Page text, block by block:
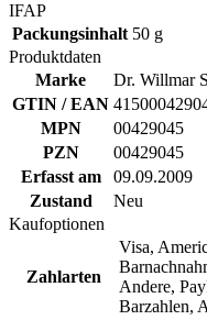
IFAP
Packungsinhalt 50 g
Produktdaten
Marke
Dr. Willmar
GTIN / EAN
MPN
00429045
PZN
00429045
Erfasst am
09.09.2009
Zustand
Neu
Kaufoptionen
Zahlarten
Visa,
Andere,
Barzahlen,